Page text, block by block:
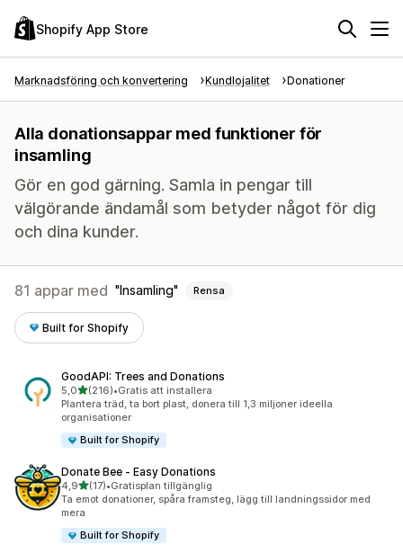
Shopify App Store
Marknadsföring och konvertering Kundlojalitet Donationer
Alla donationsappar med funktioner för
insamling
Gör en god gärning. Samla in pengar till
välgörande ändamål som betyder något för dig
och dina kunder.
81 appar med Insamling Rensa
Built for Shopify
GoodAPI: Trees and Donations
5,0av 5 stjärnor
(216)
216 recensioner totalt
•Gratis att installera
Plantera träd, ta bort plast, donera till 1,3 miljoner ideella
organisationer
Built for Shopify
Donate Bee ‑ Easy Donations
4,9av 5 stjärnor
(17)
17 recensioner totalt
•Gratisplan tillgänglig
Ta emot donationer, spåra framsteg, lägg till landningssidor med
mera
Built for Shopify